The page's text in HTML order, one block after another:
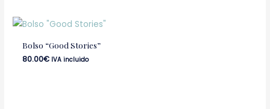
Bolso “Good Stories”
80.00€ IVA incluido